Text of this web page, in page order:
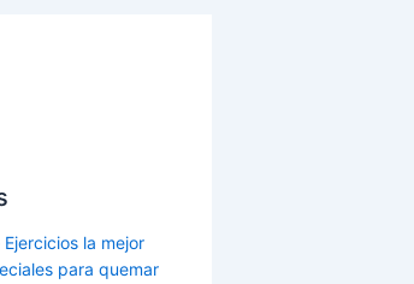
la mejor
para quemar